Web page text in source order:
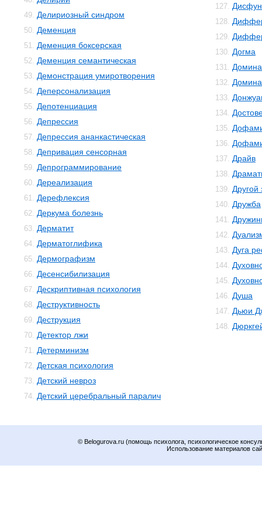
49. Делириозный синдром
50. Деменция
51. Деменция боксерская
52. Деменция семантическая
53. Демонстрация умиротворения
54. Деперсонализация
55. Депотенциация
56. Депрессия
57. Депрессия ананкастическая
58. Депривация сенсорная
59. Депрограммирование
60. Дереализация
61. Дерефлексия
62. Деркума болезнь
63. Дерматит
64. Дерматоглифика
65. Дермографизм
66. Десенсибилизация
67. Дескриптивная психология
68. Деструктивность
69. Деструкция
70. Детектор лжи
71. Детерминизм
72. Детская психология
73. Детский невроз
74. Детский церебральный паралич
127.
128.
129.
130. Догма
131.
132.
133.
134.
135.
136.
137. Драйв
138.
139.
140. Дружба
141.
142.
143. Дуга
144.
145.
146. Душа
147. Дьюи
148.
© Belogurova.ru (помощь психолога, психологическое
Использование материалов